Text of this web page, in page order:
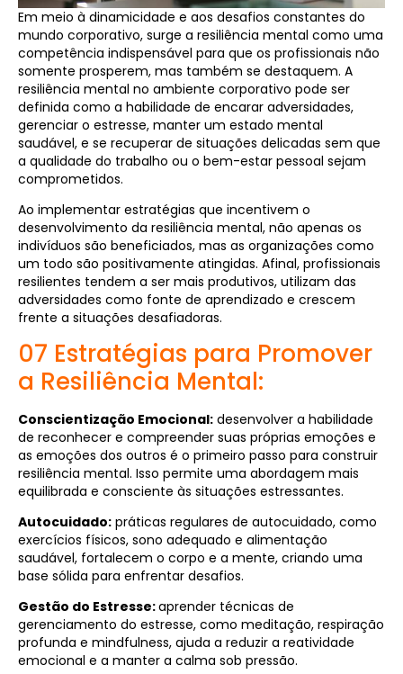
Em meio à dinamicidade e aos desafios constantes do
mundo corporativo, surge a resiliência mental como uma
competência indispensável para que os profissionais não
somente prosperem, mas também se destaquem. A
resiliência mental no ambiente corporativo pode ser
definida como a habilidade de encarar adversidades,
gerenciar o estresse, manter um estado mental
saudável, e se recuperar de situações delicadas sem que
a qualidade do trabalho ou o bem-estar pessoal sejam
comprometidos.
Ao implementar estratégias que incentivem o
desenvolvimento da resiliência mental, não apenas os
indivíduos são beneficiados, mas as organizações como
um todo são positivamente atingidas. Afinal, profissionais
resilientes tendem a ser mais produtivos, utilizam das
adversidades como fonte de aprendizado e crescem
frente a situações desafiadoras.
07 Estratégias para Promover
a Resiliência Mental:
Conscientização Emocional: desenvolver a habilidade
de reconhecer e compreender suas próprias emoções e
as emoções dos outros é o primeiro passo para construir
resiliência mental. Isso permite uma abordagem mais
equilibrada e consciente às situações estressantes.
Autocuidado: práticas regulares de autocuidado, como
exercícios físicos, sono adequado e alimentação
saudável, fortalecem o corpo e a mente, criando uma
base sólida para enfrentar desafios.
Gestão do Estresse:aprender técnicas de
gerenciamento do estresse, como meditação, respiração
profunda e mindfulness, ajuda a reduzir a reatividade
emocional e a manter a calma sob pressão.